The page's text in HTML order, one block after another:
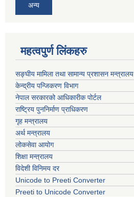
अन्य
महत्वपुर्ण लिंकहरु
सङ्घीय मामिला तथा सामान्य प्रशासन मन्त्रालय
केन्द्रीय पन्जिकरण विभाग
नेपाल सरकारको आधिकारीक पोर्टल
राष्ट्रिय पुननिर्माण प्राधिकरण
गृह मन्त्रालय
अर्थ मन्त्रालय
लोकसेवा आयोग
शिक्षा मन्त्रालय
विदेशी विनिमय दर
Unicode to Preeti Converter
Preeti to Unicode Converter